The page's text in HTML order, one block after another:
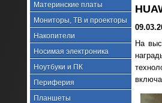
Материнские платы
Мониторы, ТВ и проекторы
Накопители
Носимая электроника
Ноутбуки и ПК
Периферия
Планшеты
На